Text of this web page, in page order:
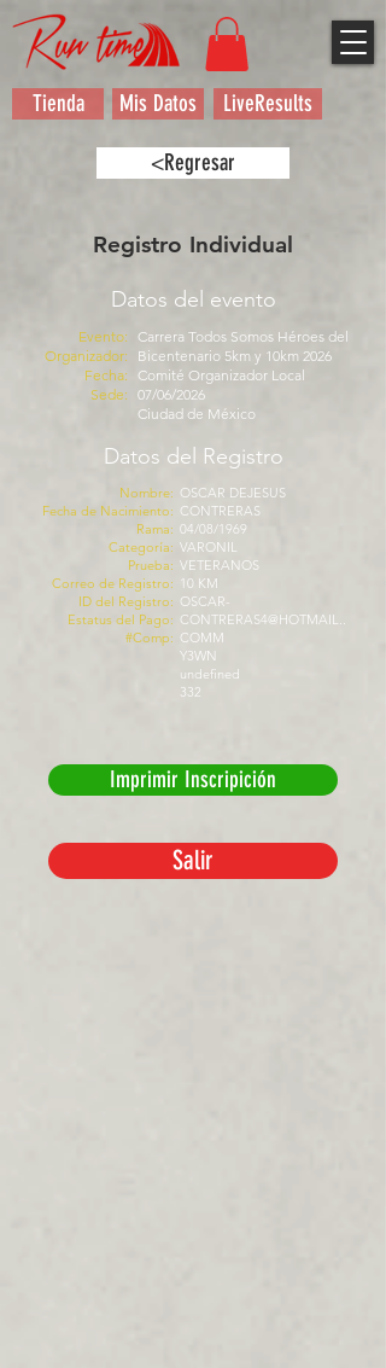
Tienda Mis Datos LiveResults
<Regresar
Registro Individual
Datos del evento
Evento:
Organizador:
Fecha:
Sede:
Carrera Todos Somos Héroes del
Bicentenario 5km y 10km 2026
Comité Organizador Local
07/06/2026
Ciudad de México
Datos del Registro
Nombre:
Fecha de Nacimiento:
Rama:
Categoría:
Prueba:
Correo de Registro:
ID del Registro:
Estatus del Pago:
#Comp:
OSCAR DEJESUS
CONTRERAS
04/08/1969
VARONIL
VETERANOS
10 KM
OSCAR-
CONTRERAS4@HOTMAIL..
COMM
Y3WN
undefined
332
Imprimir Inscripición
Salir